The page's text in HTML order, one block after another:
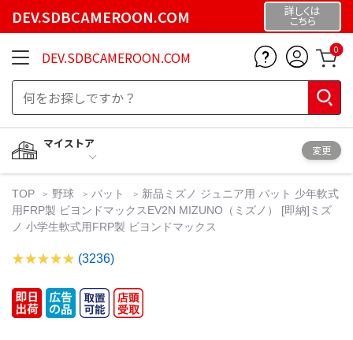
DEV.SDBCAMEROON.COM 詳しくは
こちら
DEV.SDBCAMEROON.COM 0
マイストア
変更
TOP 野球 バット
新品ミズノ ジュニア用 バット 少年軟式
用FRP製 ビヨンドマックスEV2N MIZUNO（ミズノ） [即納]ミズ
ノ 小学生軟式用FRP製 ビヨンドマックス
(3236)